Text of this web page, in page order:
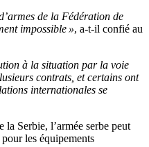
de la Fédération de
impossible », a-t-il confié au
à la situation par la voie
contrats, et certains ont
internationales se
la Serbie, l’armée serbe peut
les équipements